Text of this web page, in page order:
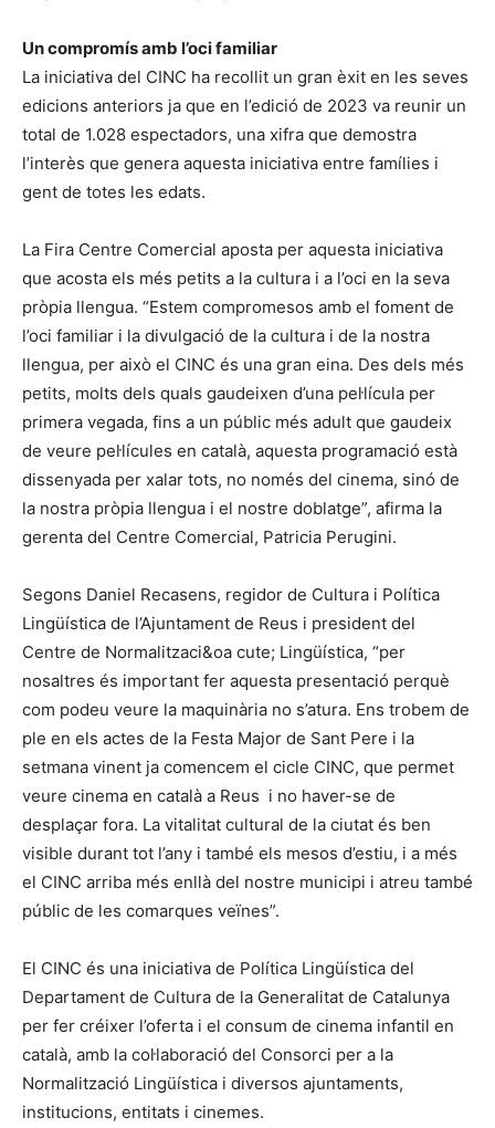
Un compromís amb l’oci familiar
La iniciativa del CINC ha recollit un gran èxit en les seves
edicions anteriors ja que en l’edició de 2023 va reunir un
total de 1.028 espectadors, una xifra que demostra
l’interès que genera aquesta iniciativa entre famílies i
gent de totes les edats.
La Fira Centre Comercial aposta per aquesta iniciativa
que acosta els més petits a la cultura i a l’oci en la seva
pròpia llengua. “Estem compromesos amb el foment de
l’oci familiar i la divulgació de la cultura i de la nostra
llengua, per això el CINC és una gran eina. Des dels més
petits, molts dels quals gaudeixen d’una pel·lícula per
primera vegada, fins a un públic més adult que gaudeix
de veure pel·lícules en català, aquesta programació està
dissenyada per xalar tots, no només del cinema, sinó de
la nostra pròpia llengua i el nostre doblatge”, afirma la
gerenta del Centre Comercial, Patricia Perugini.
Segons Daniel Recasens, regidor de Cultura i Política
Lingüística de l’Ajuntament de Reus i president del
Centre de Normalitzaci&oa cute; Lingüística, “per
nosaltres és important fer aquesta presentació perquè
com podeu veure la maquinària no s’atura. Ens trobem de
ple en els actes de la Festa Major de Sant Pere i la
setmana vinent ja comencem el cicle CINC, que permet
veure cinema en català a Reus i no haver-se de
desplaçar fora. La vitalitat cultural de la ciutat és ben
visible durant tot l’any i també els mesos d’estiu, i a més
el CINC arriba més enllà del nostre municipi i atreu també
públic de les comarques veïnes”.
El CINC és una iniciativa de Política Lingüística del
Departament de Cultura de la Generalitat de Catalunya
per fer créixer l’oferta i el consum de cinema infantil en
català, amb la col·laboració del Consorci per a la
Normalització Lingüística i diversos ajuntaments,
institucions, entitats i cinemes.